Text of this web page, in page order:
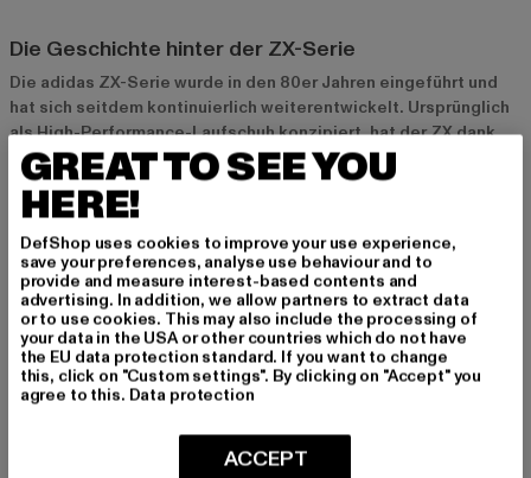
Die Geschichte hinter der ZX-Serie
Die adidas ZX-Serie wurde in den 80er Jahren eingeführt und
hat sich seitdem kontinuierlich weiterentwickelt. Ursprünglich
als High-Performance-Laufschuh konzipiert, hat der ZX dank
seiner innovativen Technologien und seines markanten Designs
schnell an Popularität gewonnen. Heute ist die ZX-Serie ein
Symbol für Retro-Ästhetik und moderne Performance, das in
der Sneaker-Community hoch geschätzt wird.
DefShop: Dein Ansprechpartner für adidas ZX
BeiDefShopfindest du eine große Auswahl an adidas ZX
Sneakern in verschiedenen Designs und Größen. Neben den
klassischen Modellen bieten wir auch limitierte Editionen und
Sonderkollektionen an. Schau dir unser
und finde den perfekten ZX für deinen Style!
GREAT TO SEE YOU
HERE!
DefShop uses cookies to improve your use experience,
save your preferences, analyse use behaviour and to
provide and measure interest-based contents and
advertising. In addition, we allow partners to extract data
or to use cookies. This may also include the processing of
your data in the USA or other countries which do not have
the EU data protection standard. If you want to change
this, click on "Custom settings". By clicking on "Accept" you
agree to this. Data protection
ACCEPT